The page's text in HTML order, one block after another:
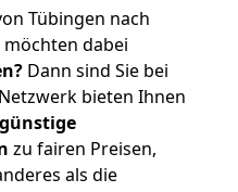
Tübingen nach
dabei
Dann sind Sie bei
bieten Ihnen
zu fairen Preisen,
als die